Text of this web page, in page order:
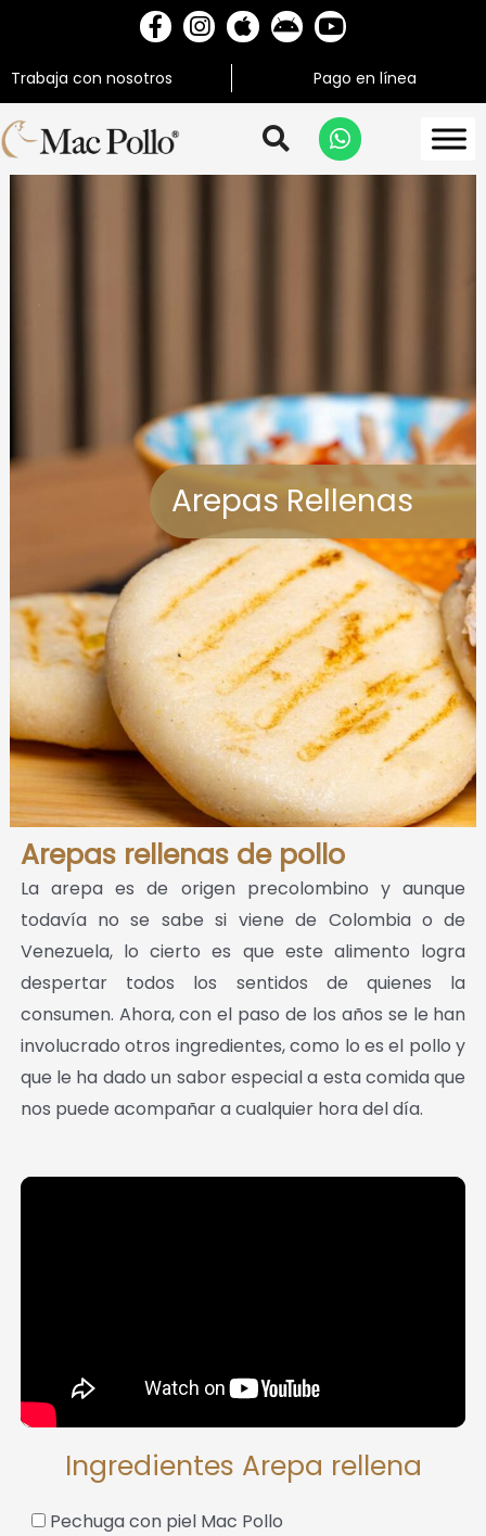
Trabaja con nosotros Pago en línea
Arepas Rellenas
Arepas rellenas de pollo
La arepa es de origen precolombino y aunque
todavía no se sabe si viene de Colombia o de
Venezuela, lo cierto es que este alimento logra
despertar todos los sentidos de quienes la
consumen. Ahora, con el paso de los años se le han
involucrado otros ingredientes, como lo es el pollo y
que le ha dado un sabor especial a esta comida que
nos puede acompañar a cualquier hora del día.
Ingredientes Arepa rellena
Pechuga con piel Mac Pollo